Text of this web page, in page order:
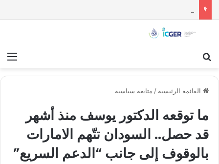
القائمة الرئيسية / متابعة سياسية
ما توقعه الدكتور يوسف منذ أشهر
قد حصل.. السودان تتّهم الامارات
بالوقوف إلى جانب “الدعم السريع”